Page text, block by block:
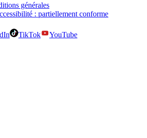
générales
: partiellement conforme
TikTok
YouTube